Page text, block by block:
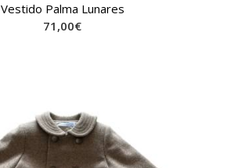
Vestido Palma Lunares
71,00€